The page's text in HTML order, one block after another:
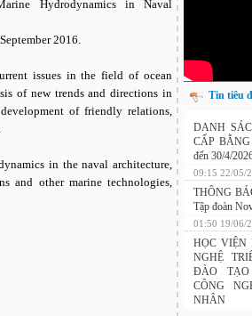
Hydrodynamics in Naval
2016.
issues in the field of ocean
of new trends and directions in
of friendly relations,
in the naval architecture,
and other marine technologies,
Tin tiêu
Nghiên cứu
hướng vật
từ kế và vật
DANH
CẤP BẰNG
đến 30/4/
09:15 22/05/
THÔNG
Tập đoàn
01:50 19/06/
HỌC VIỆN
NGHỆ
ĐÀO
CÔNG